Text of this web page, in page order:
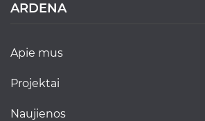
ARDENA
apie mus
projektai
naujienos